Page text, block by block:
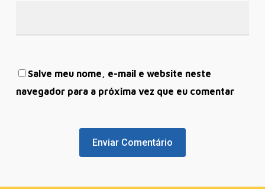
Salve meu nome, e-mail e website neste
navegador para a próxima vez que eu comentar